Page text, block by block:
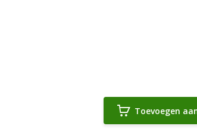
Toevoegen